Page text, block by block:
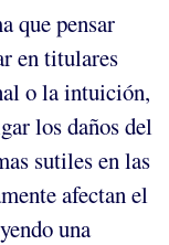
que pensar
en titulares
o la intuición,
los daños del
sutiles en las
afectan el
una